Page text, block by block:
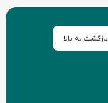
بازگشت به بالا